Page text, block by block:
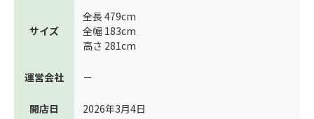
サイズ
全長 479cm
全幅 183cm
高さ 281cm
運営会社 －
開店日 2026年3月4日